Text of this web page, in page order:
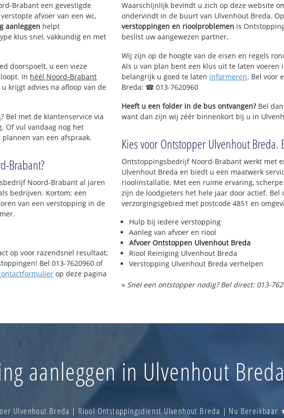
Brabant een gevestigde
afvoer van een wc,
aanleggen helpt
klus snel, vakkundig en met
doorspoelt, u een vieze
In héél Noord-Brabant
krijgt advies na afloop van de
? Bel met de klantenservice via
Of vul vandaag nog het
van een afspraak.
Brabant?
Noord-Brabant al jaren
bedrijven. Kortom; een
van een verstopping in de
op voor razendsnel resultaat;
Bel 013-7620960 of
op deze pagina
Waarschijnlijk bevindt u zich op deze website
ondervindt in de buurt van Ulvenhout Breda.
verstoppingen en rioolproblemen is
beslist uw aangewezen partner.
Wij zijn op de hoogte van de eisen en regels
Als u van plan bent een klus uit te laten voeren
belangrijk u goed te laten informeren. Bel voor
Breda: ☎ 013-7620960
Heeft u een folder in de bus ontvangen?Bel dan
want dan zijn wij zéér binnenkort bij u in
Kies voor Ontstopper Ulvenhout Breda.
Ontstoppingsbedrijf Noord-Brabant werkt met
Ulvenhout Breda en biedt u een maatwerk
rioolinstallatie. Met een ruime ervaring,
zijn de loodgieters het hele jaar door actief. Bel
verzorgingsgebied met postcode 4851 en
Hulp bij iedere verstopping
Aanleg van afvoer en riool
Afvoer Ontstoppen Ulvenhout Breda
Riool Reiniging Ulvenhout Breda
Verstopping Ulvenhout Breda verhelpen
» Snel een ontstopper nodig? Bel direct: 013-
aanleggen in Ulvenhout Breda
Ulvenhout Breda | Riool Ontstoppingsdienst Ulvenhout Breda | Nu Bereikbaar